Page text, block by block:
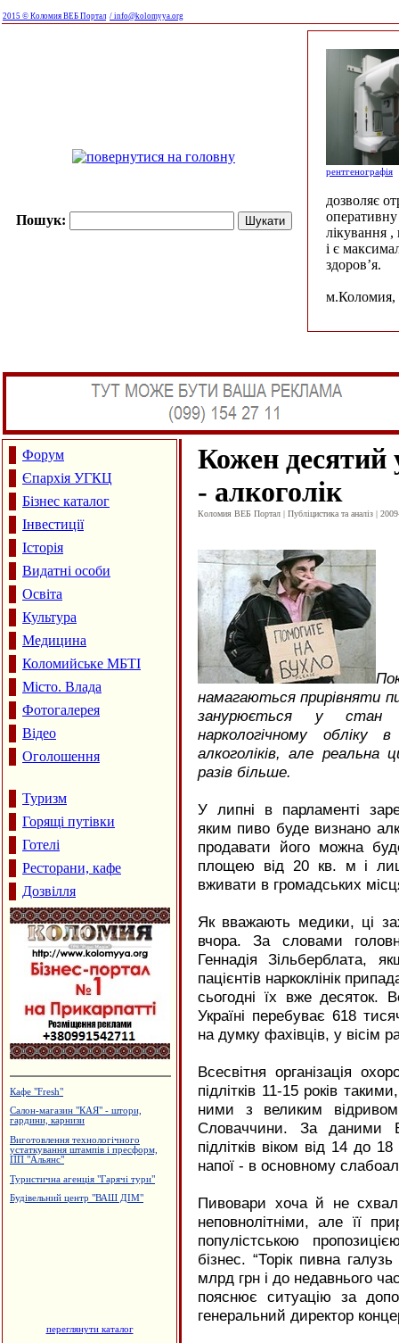
2015 © Коломия ВЕБ Портал / info@kolomyya.org
Пошук:
рентгенографія
дозволяє
лікування ,
і є
здоров’я.
м.Коломия,
Форум
Єпархія УГКЦ
Бізнес каталог
Інвестиції
Історія
Видатні особи
Освіта
Культура
Медицина
Коломийське МБТІ
Місто. Влада
Фотогалерея
Відео
Оголошення
Туризм
Горящі путівки
Готелі
Ресторани, кафе
Дозвілля
Архітектурне проектування.
Готельний комплекс, сауна
Виробництво солоду, ВАТ
"Дятьківці"
Гуртовня канцтоварів
Дзвони церковні
переглянути каталог
Кожен десятий
- алкоголік
Коломия ВЕБ Портал | Публіцистика та аналіз |
намагаються прирівняти
занурюється у стан
наркологічному обліку
алкоголіків, але реальна
разів більше.
У липні в парламенті
яким пиво буде визнано
продавати його можна
площею від 20 кв. м і
вживати в громадських
Як вважають медики, ці
вчора. За словами
Геннадія Зільберблата,
пацієнтів наркоклінік
сьогодні їх вже десяток.
Україні перебуває 618
на думку фахівців, у вісім
Всесвітня організація
підлітків 11-15 років
ними з великим
Словаччини. За даними
підлітків віком від 14 до
напої - в основному
Пивовари хоча й не
неповнолітніми, але її
популістською
бізнес. “Торік пивна
млрд грн і до недавнього
пояснює ситуацію за
генеральний директор